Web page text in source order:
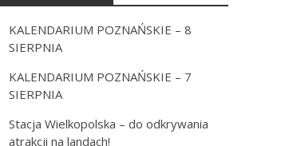
KALENDARIUM POZNAŃSKIE – 8
SIERPNIA
KALENDARIUM POZNAŃSKIE – 7
SIERPNIA
Stacja Wielkopolska – do odkrywania
atrakcji na landach!